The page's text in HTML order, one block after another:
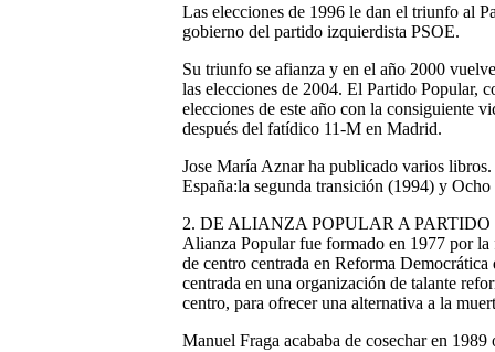
Las elecciones de 1996 le dan el triunfo al
gobierno del partido izquierdista PSOE.
Su triunfo se afianza y en el año 2000
las elecciones de 2004. El Partido Popular,
elecciones de este año con la consiguiente
después del fatídico 11-M en Madrid.
Jose María Aznar ha publicado varios
España:la segunda transición (1994) y
2. DE ALIANZA POPULAR A PARTIDO
Alianza Popular fue formado en 1977 por la
de centro centrada en Reforma
centrada en una organización de talante
centro, para ofrecer una alternativa a la
Manuel Fraga acababa de cosechar en 1989